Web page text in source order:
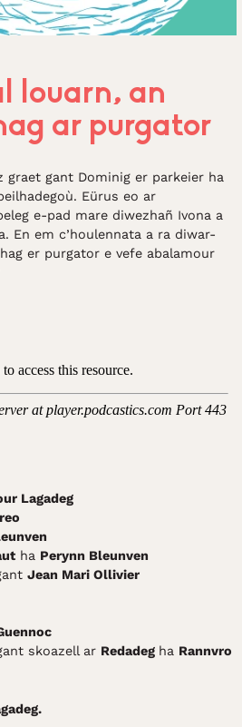
louarn, an
ar purgator
graet gant Dominig er parkeier ha
Eürus eo ar
e-pad mare diwezhañ Ivona a
En em c’houlennata a ra diwar-
er purgator e vefe abalamour
Lagadeg
ha Perynn Bleunven
Jean Mari Ollivier
skoazell ar Redadeg ha Rannvro